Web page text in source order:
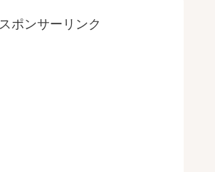
スポンサーリンク